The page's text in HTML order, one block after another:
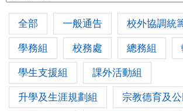
全部 一般通告 校外協調統
學務組
校務處 總務組
學生支援組
課外活動組
升學及生涯規劃組
宗教德育及